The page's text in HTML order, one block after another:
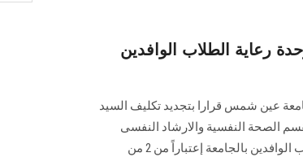
رعاية الطلاب الوافدين
عين شمس قرارا بتجديد تكليف السيد
الصحة النفسية والارشاد النفسى
بكلية التربية للقيام بعمل مدير وحدة رعاية الطلاب الوافدين بالجامعة إعتباراً من 2 من